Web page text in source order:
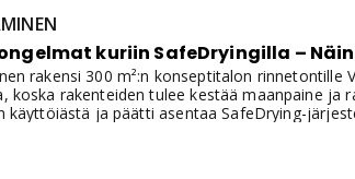
kuriin SafeDryingilla –
rakensi 300 m²:n konseptitalon rinnetontille
koska rakenteiden tulee kestää maanpaine ja
käyttöiästä ja päätti asentaa SafeDrying-